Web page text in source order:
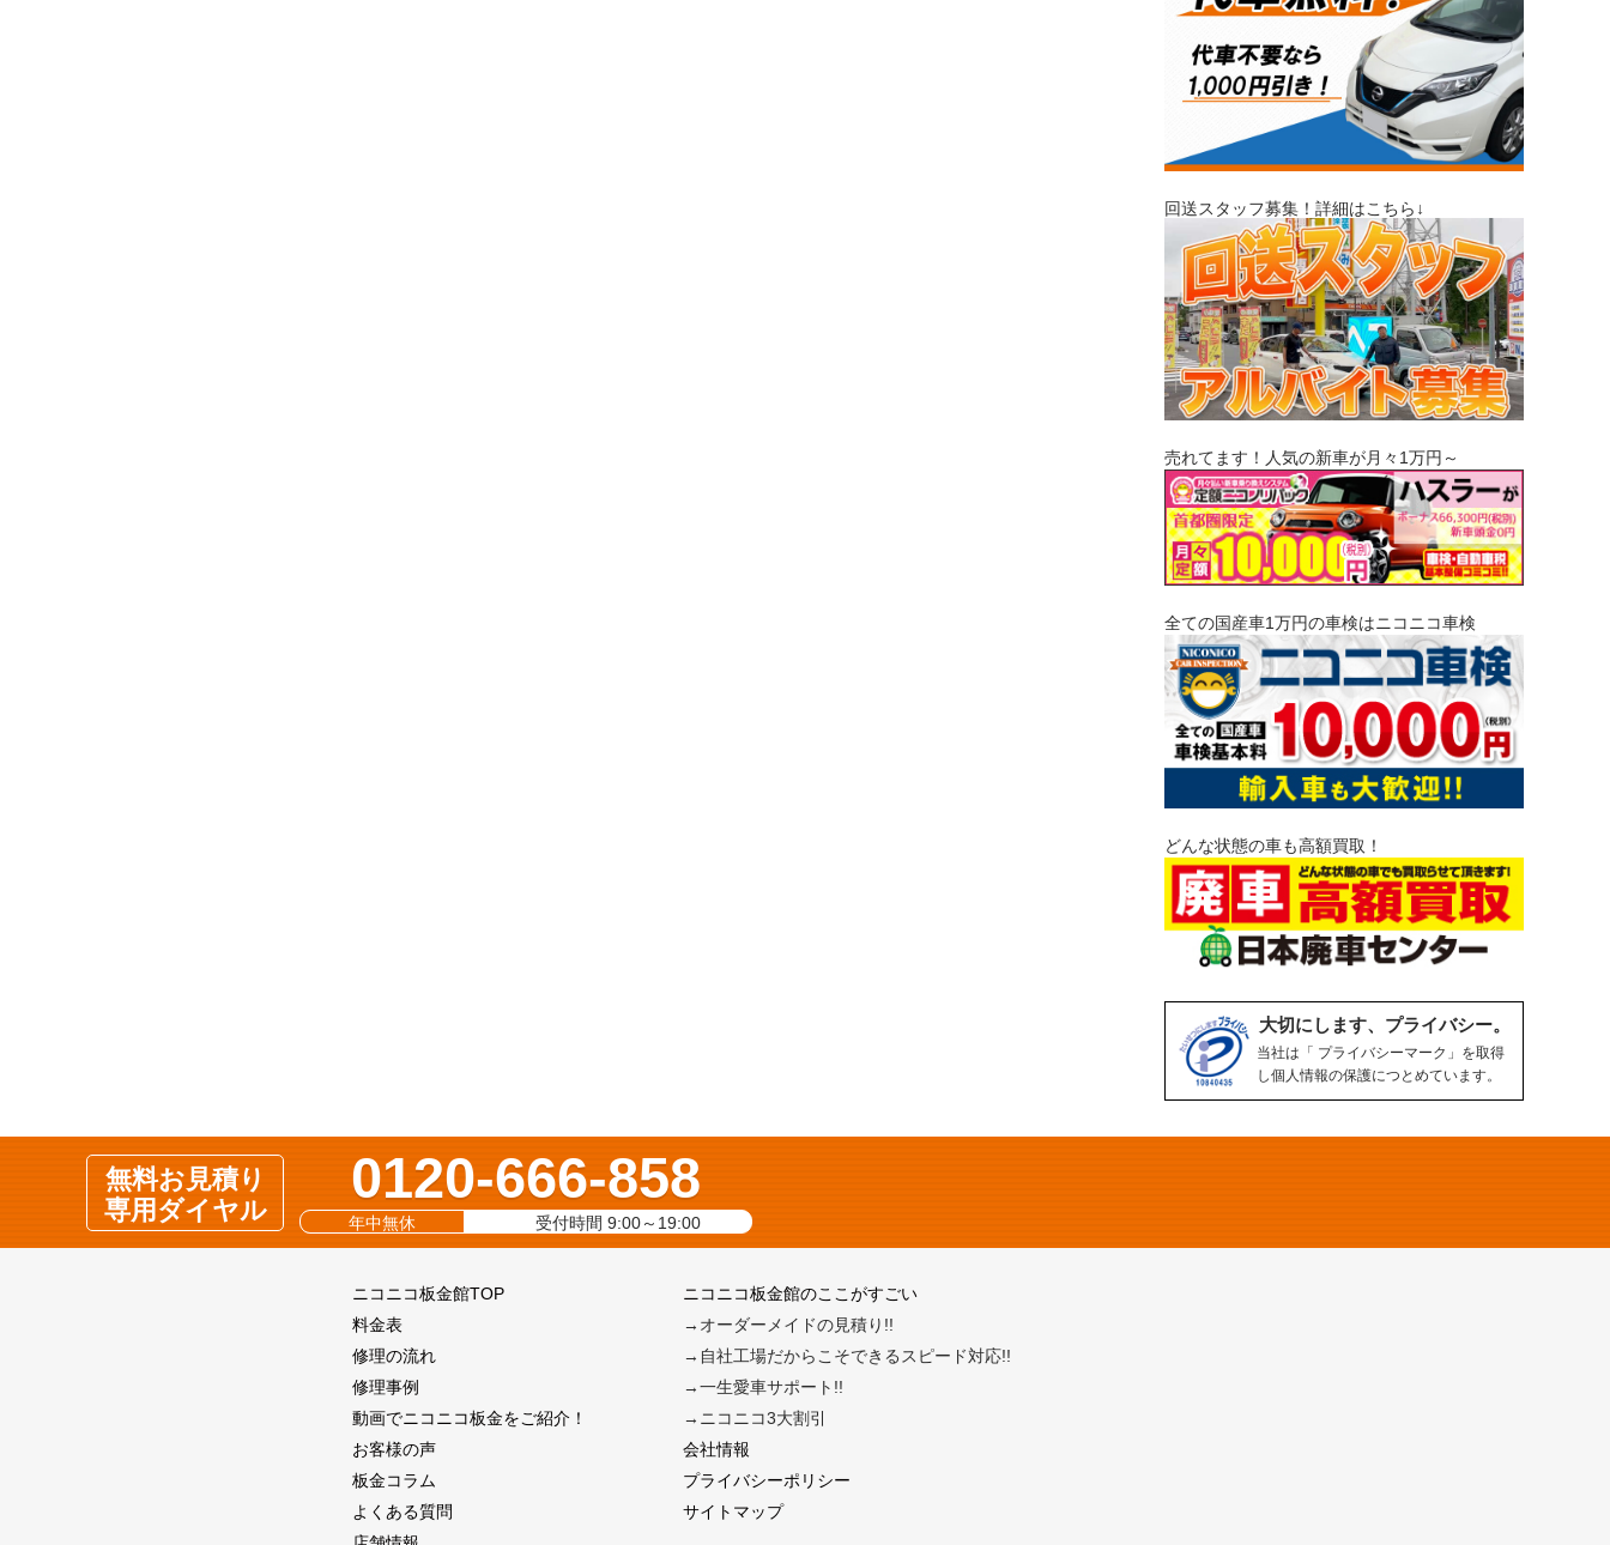
回送スタッフ募集！詳細はこちら↓
売れてます！人気の新車が月々1万円～
全ての国産車1万円の車検はニコニコ車検
どんな状態の車も高額買取！
大切にします、プライバシー。
当社は「 プライバシーマーク」を取得
し個人情報の保護につとめています。
無料お見積り
専用ダイヤル
0120-666-858
年中無休 受付時間 9:00～19:00
ニコニコ板金館TOP
料金表
修理の流れ
修理事例
動画でニコニコ板金をご紹介！
お客様の声
板金コラム
よくある質問
ニコニコ板金館のここがすごい
→オーダーメイドの見積り!!
→自社工場だからこそできるスピード対応!!
→一生愛車サポート!!
→ニコニコ3大割引
会社情報
プライバシーポリシー
サイトマップ